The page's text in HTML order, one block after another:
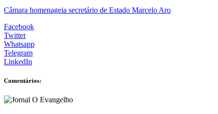
Câmara homenageia secretário de Estado Marcelo Aro
Facebook
Twitter
Whatsapp
Telegram
LinkedIn
Comentários: